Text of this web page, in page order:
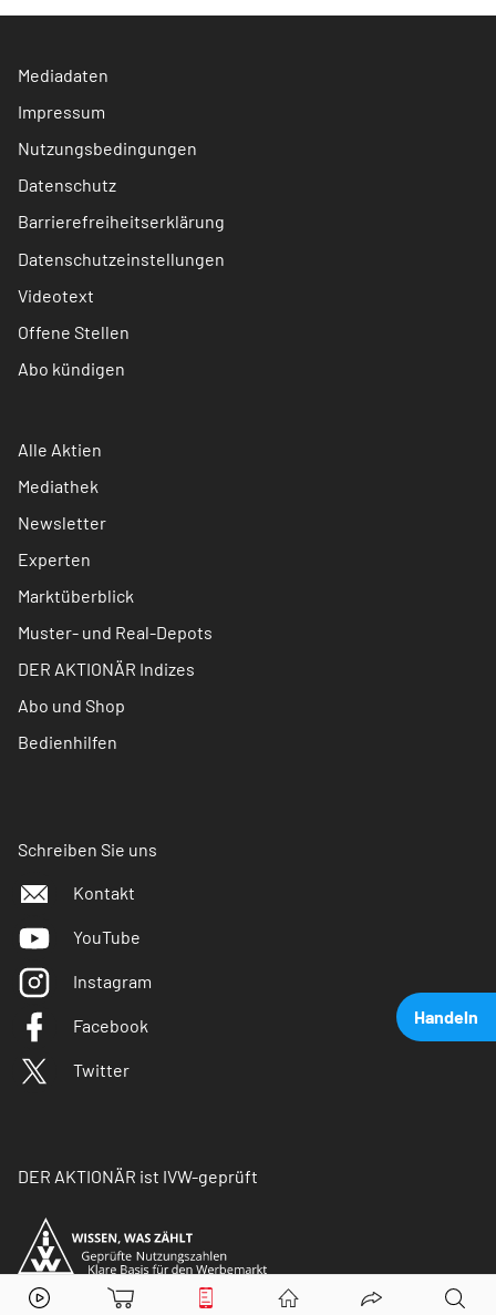
Handeln
Alphabet (A)Aktie jetzt handeln?
Mediadaten
Impressum
Nutzungsbedingungen
Datenschutz
Barrierefreiheitserklärung
Datenschutzeinstellungen
Videotext
Offene Stellen
Abo kündigen
Alle Aktien
Mediathek
Newsletter
Experten
Marktüberblick
Muster- und Real-Depots
DER AKTIONÄR Indizes
Abo und Shop
Bedienhilfen
Schreiben Sie uns
Kontakt
YouTube
Instagram
Facebook
Twitter
DER AKTIONÄR ist IVW-geprüft